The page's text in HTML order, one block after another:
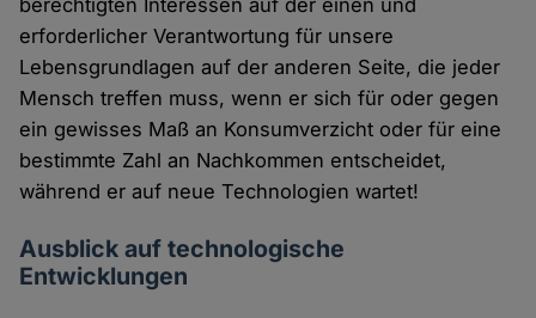
berechtigten Interessen auf der einen und
erforderlicher Verantwortung für unsere
Lebensgrundlagen auf der anderen Seite, die jeder
Mensch treffen muss, wenn er sich für oder gegen
ein gewisses Maß an Konsumverzicht oder für eine
bestimmte Zahl an Nachkommen entscheidet,
während er auf neue Technologien wartet!
Ausblick auf technologische
Entwicklungen